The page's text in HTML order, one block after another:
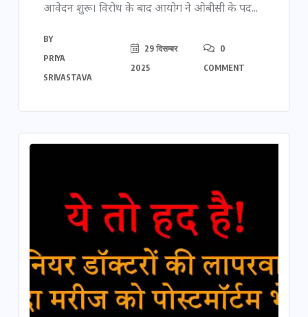
आवेदन शुरू। विरोध के बाद आयोग ने ओबीसी के पद...
BY
PRIYA
SRIVASTAVA
29 दिसम्बर
2025
0
COMMENT